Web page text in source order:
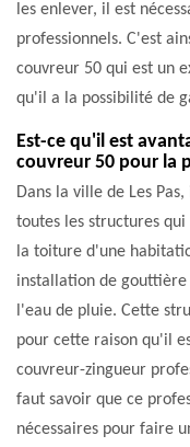
les enlever, il est
professionnels. C'est
couvreur 50 qui est un
qu'il a la possibilité de
Est-ce qu'il est
couvreur 50 pour la
Dans la ville de Les
toutes les structures
la toiture d'une
installation de gouttière
l'eau de pluie. Cette
pour cette raison qu'il
couvreur-zingueur
faut savoir que ce
nécessaires pour faire